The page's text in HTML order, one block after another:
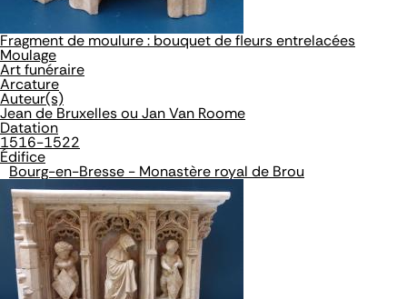
Fragment de moulure : bouquet de fleurs entrelacées
Moulage
Art funéraire
Arcature
Auteur(s)
Jean de Bruxelles ou Jan Van Roome
Datation
1516-1522
Édifice
Bourg-en-Bresse - Monastère royal de Brou